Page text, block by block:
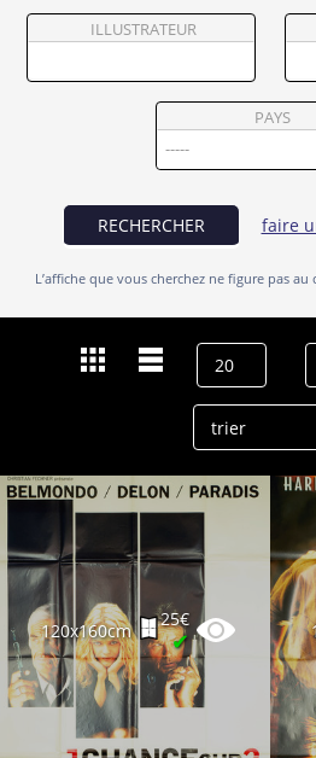
Vendre
ILLUSTRATEUR
PAYS
RECHERCHER faire
L’affiche que vous cherchez ne figure pas au
120x160cm
25€
✔